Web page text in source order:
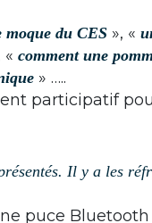
moque du CES », «
« comment une
» …..
participatif
Il y a les
puce